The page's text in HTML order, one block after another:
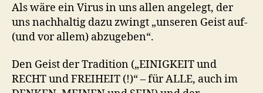
Als wäre ein Virus in uns allen angelegt, der
uns nachhaltig dazu zwingt „unseren Geist auf-
(und vor allem) abzugeben“.
Den Geist der Tradition („EINIGKEIT und
RECHT und FREIHEIT (!)“ – für ALLE, auch im